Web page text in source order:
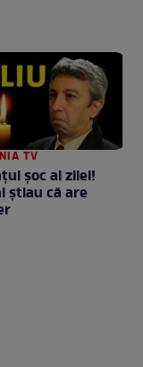
TV
şoc al zilei!
ştiau că are